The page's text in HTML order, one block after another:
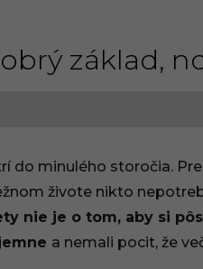
základ,
do minulého storočia.
živote nikto
nie je o tom, aby si
a nemali pocit, že